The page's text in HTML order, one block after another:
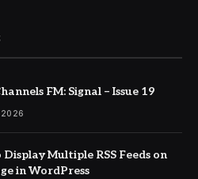
FM: Signal – Issue 19
2026
Multiple RSS Feeds on
in WordPress